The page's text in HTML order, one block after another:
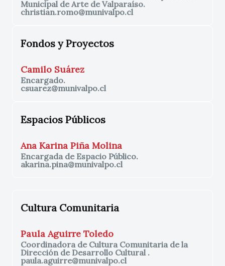
Municipal de Arte de Valparaíso.
christian.romo@munivalpo.cl
Fondos y Proyectos
Camilo Suárez
Encargado.
csuarez@munivalpo.cl
Espacios Públicos
Ana Karina Piña Molina
Encargada de Espacio Público.
akarina.pina@munivalpo.cl
Cultura Comunitaria
Paula Aguirre Toledo
Coordinadora de Cultura Comunitaria de la
Dirección de Desarrollo Cultural .
paula.aguirre@munivalpo.cl